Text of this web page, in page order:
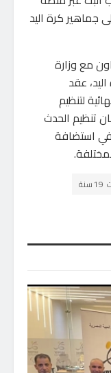
جماهير كرة اليد
مع وزارة
عقد
لتنظيم
تنظيم الحدث
استضافة